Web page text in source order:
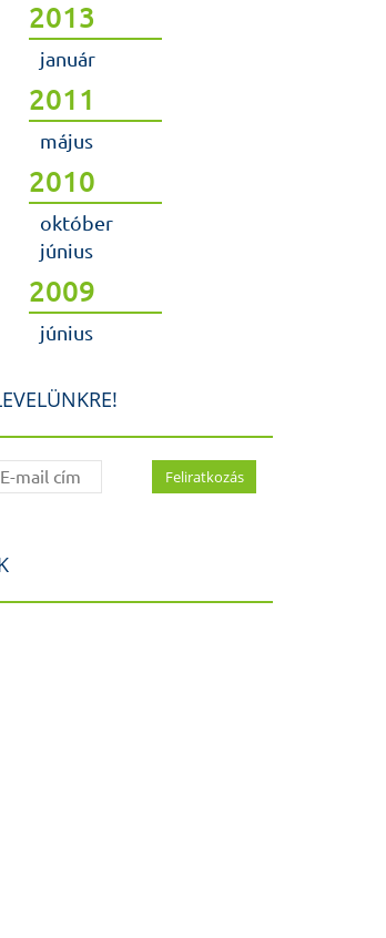
2013
január
2011
május
2010
október
június
2009
június